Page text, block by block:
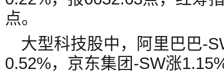
点。
大型科技股中，阿里巴巴-
0.52%，京东集团-SW涨